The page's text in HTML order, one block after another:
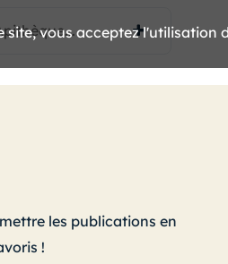
les publications en
!
vous acceptez l'utilisation